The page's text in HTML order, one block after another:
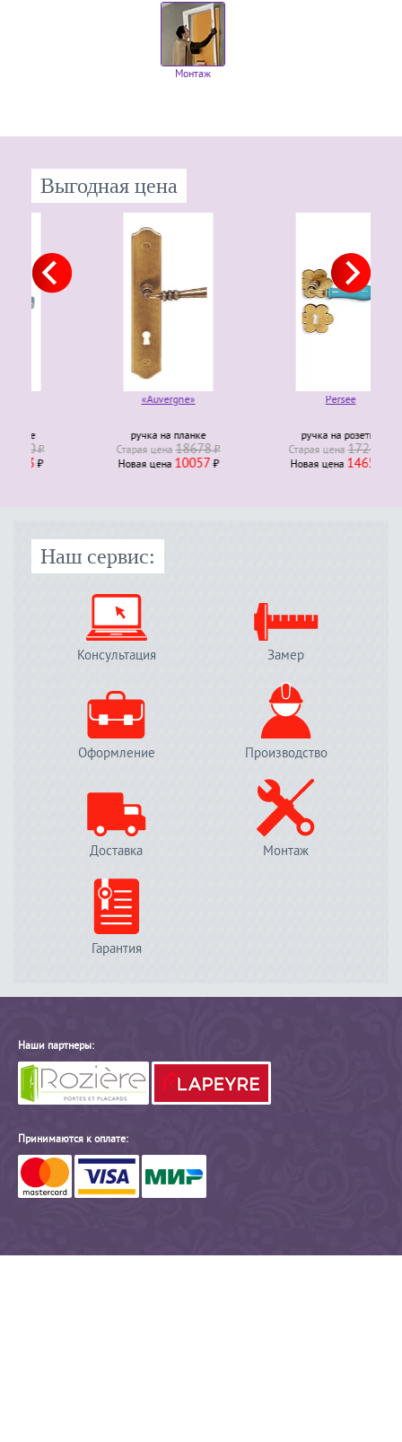
Монтаж
Выгодная цена
«Auvergne»
ручка на планке
Старая ценa18678₽
Новая ценa10057₽
ручка на розетке
Старая ценa17241₽
Новая ценa14655₽
Наш сервис:
Консультация Замер
Оформление Производство
Доставка Монтаж
Гарантия
Наши партнеры:
Принимаются к оплате: